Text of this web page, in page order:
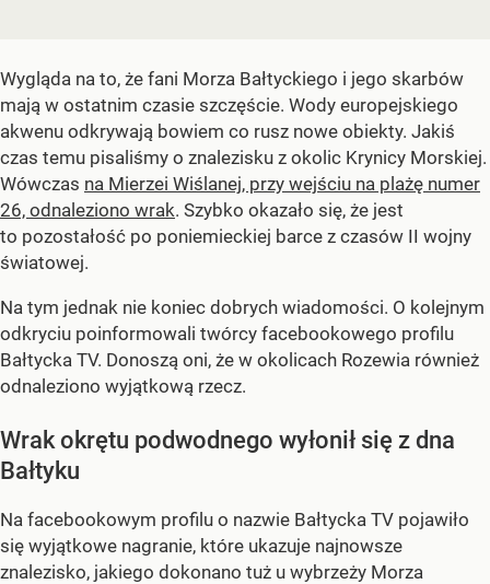
Wygląda na to, że fani Morza Bałtyckiego i jego skarbów
mają w ostatnim czasie szczęście. Wody europejskiego
akwenu odkrywają bowiem co rusz nowe obiekty. Jakiś
czas temu pisaliśmy o znalezisku z okolic Krynicy Morskiej.
Wówczas na Mierzei Wiślanej, przy wejściu na plażę numer
26, odnaleziono wrak. Szybko okazało się, że jest
to pozostałość po poniemieckiej barce z czasów II wojny
światowej.
Na tym jednak nie koniec dobrych wiadomości. O kolejnym
odkryciu poinformowali twórcy facebookowego profilu
Bałtycka TV. Donoszą oni, że w okolicach Rozewia również
odnaleziono wyjątkową rzecz.
Wrak okrętu podwodnego wyłonił się z dna
Bałtyku
Na facebookowym profilu o nazwie Bałtycka TV pojawiło
się wyjątkowe nagranie, które ukazuje najnowsze
znalezisko, jakiego dokonano tuż u wybrzeży Morza